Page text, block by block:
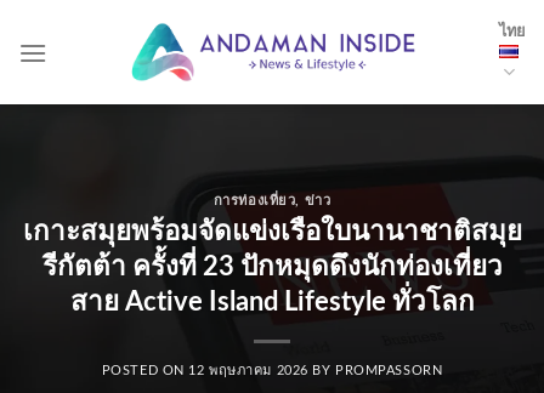
ไทย
การท่องเที่ยว, ข่าว
เกาะสมุยพร้อมจัดแข่งเรือใบนานาชาติสมุย
รีกัตต้า ครั้งที่ 23 ปักหมุดดึงนักท่องเที่ยว
สาย Active Island Lifestyle ทั่วโลก
POSTED ON 12 พฤษภาคม 2026 BY PROMPASSORN